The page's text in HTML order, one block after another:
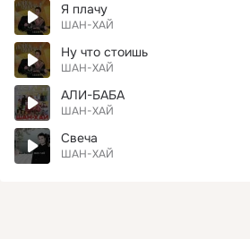
Я плачу
ШАН-ХАЙ
Ну что стоишь
ШАН-ХАЙ
АЛИ-БАБА
ШАН-ХАЙ
Свеча
ШАН-ХАЙ